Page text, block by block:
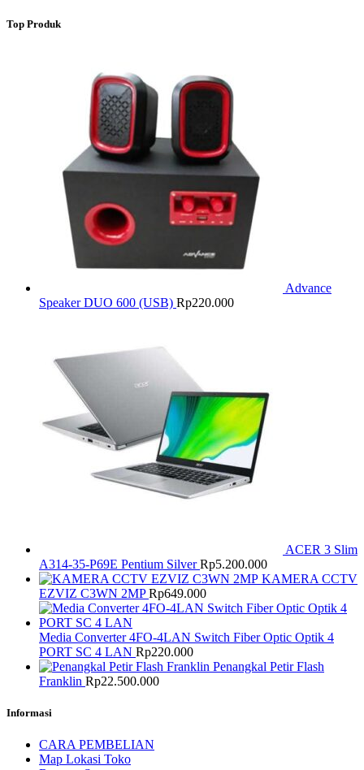
Top Produk
Advance
Speaker DUO 600 (USB) Rp220.000
ACER 3 Slim
A314-35-P69E Pentium Silver Rp5.200.000
KAMERA CCTV
EZVIZ C3WN 2MP Rp649.000
Media Converter 4FO-4LAN Switch Fiber Optic Optik 4
PORT SC 4 LAN Rp220.000
Penangkal Petir Flash
Franklin Rp22.500.000
Informasi
CARA PEMBELIAN
Map Lokasi Toko